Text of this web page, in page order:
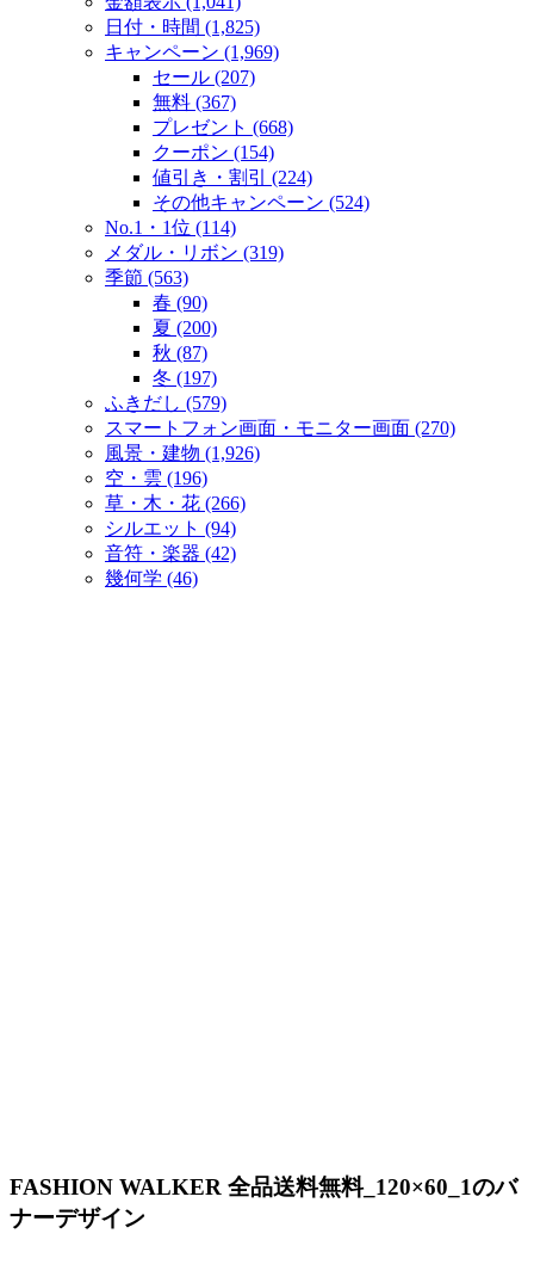
日付・時間 (1,825)
キャンペーン (1,969)
セール (207)
無料 (367)
プレゼント (668)
クーポン (154)
値引き・割引 (224)
その他キャンペーン (524)
No.1・1位 (114)
メダル・リボン (319)
季節 (563)
春 (90)
夏 (200)
秋 (87)
冬 (197)
ふきだし (579)
スマートフォン画面・モニター画面 (270)
風景・建物 (1,926)
空・雲 (196)
草・木・花 (266)
シルエット (94)
音符・楽器 (42)
幾何学 (46)
FASHION WALKER 全品送料無料_120×60_1のバ
ナーデザイン